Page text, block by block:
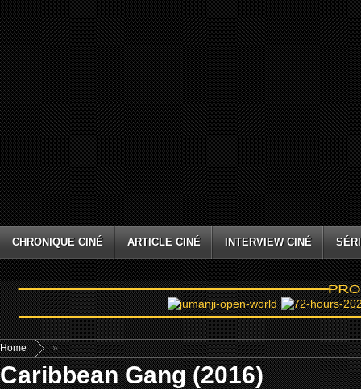
CHRONIQUE CINÉ ARTICLE CINÉ INTERVIEW CINÉ
Home »
Caribbean Gang (2016)